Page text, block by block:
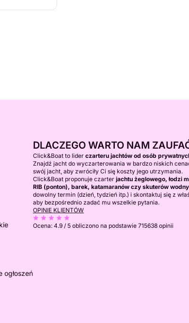
ogłoszeń
DLACZEGO WARTO NAM
Click&Boat to lider czarteru jachtów od osób
Znajdź jacht do wyczarterowania w bardzo niskich
swój jacht, aby zwróciły Ci się koszty jego utrzymania.
Click&Boat proponuje czarter jachtu żeglowego, łodzi
RIB (ponton), barek, katamaranów czy skuterów
dowolny termin (dzień, tydzień itp.) i skontaktuj się z
aby bezpośrednio zadać mu wszelkie pytania.
OPINIE KLIENTÓW
Ocena: 4.9 / 5 obliczono na podstawie 715638 opinii